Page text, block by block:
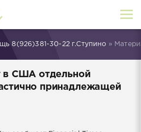
8(926)381-30-22 г.Ступино »
в США отдельной
принадлежащей